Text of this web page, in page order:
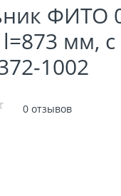
ФИТО
l=873 мм,
1002
0 отзывов